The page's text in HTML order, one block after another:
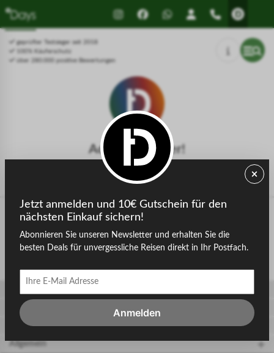
Drücken Sie Alt+1 für den
Bildschirmlesemodus, Alt+0 zum
Abbrechen
Leitfaden für barrierefreie
Bildschirmlesegeräte, Feedback
und Fehlerberichte | Neues
Fenstergeprüfter Testsieger seit 2018
100% Käuferschutz
über 280.000 positive Bewertungen
Achtung, Fehler!
Die gesuchte Seite konnte nicht gefunden werden.
zurück zur Startseite
Gastgeber
touriDat Reiseblog
Allgemein
Jetzt anmelden und 10€ Gutschein für den
nächsten Einkauf sichern!
Abonnieren Sie unseren Newsletter und erhalten Sie die
besten Deals für unvergessliche Reisen direkt in Ihr Postfach.
Anmelden